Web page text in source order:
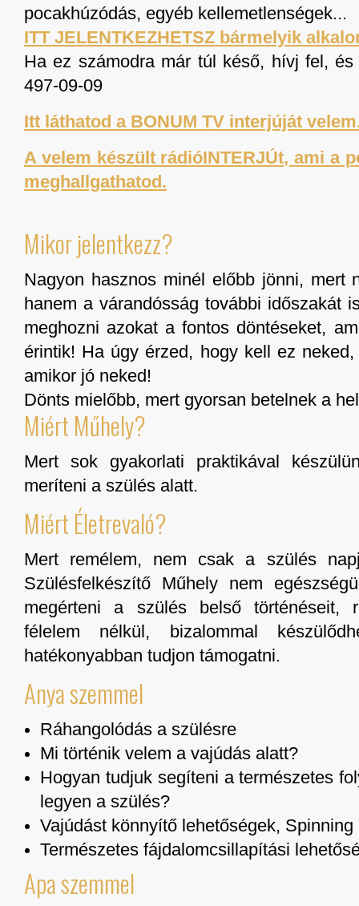
pocakhúzódás, egyéb kellemetlenségek...
ITT JELENTKEZHETSZ bármelyik
Ha ez számodra már túl késő, hívj fel,
497-09-09
Itt láthatod a BONUM TV interjúját
A velem készült rádióINTERJÚt, ami a
meghallgathatod.
Mikor jelentkezz?
Nagyon hasznos minél előbb jönni, mert
hanem a várandósság további időszakát
meghozni azokat a fontos döntéseket,
érintik! Ha úgy érzed, hogy kell ez
amikor jó neked!
Dönts mielőbb, mert gyorsan betelnek a
Miért Műhely?
Mert sok gyakorlati praktikával
meríteni a szülés alatt.
Miért Életrevaló?
Mert remélem, nem csak a szülés
Szülésfelkészítő Műhely nem
megérteni a szülés belső történéseit,
félelem nélkül, bizalommal
hatékonyabban tudjon támogatni.
Anya szemmel
Ráhangolódás a szülésre
Mi történik velem a vajúdás alatt?
Hogyan tudjuk segíteni a természetes
legyen a szülés?
Vajúdást könnyítő lehetőségek,
Természetes fájdalomcsillapítási
Apa szemmel